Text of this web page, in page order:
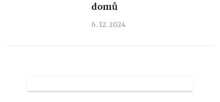
domů
6. 12. 2024